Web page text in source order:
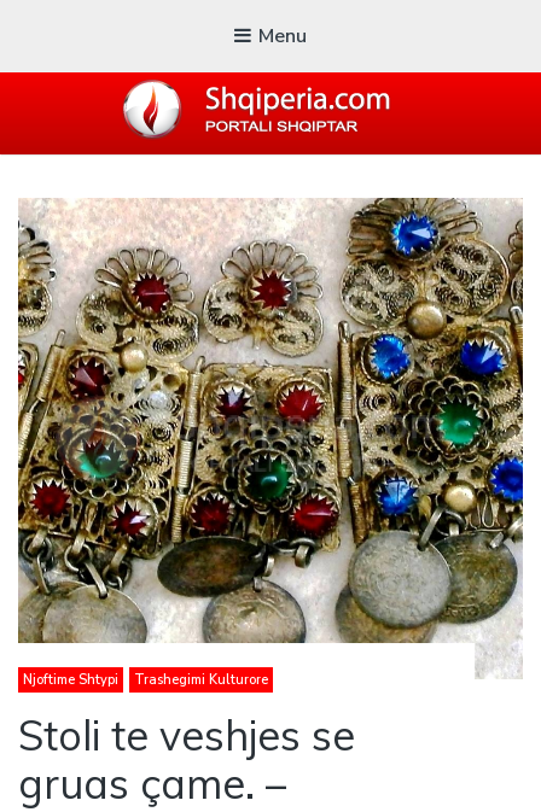
Menu
Blogu i ShqiperiaCom
Njoftime Shtypi Trashegimi Kulturore
Stoli te veshjes se
gruas çame. –